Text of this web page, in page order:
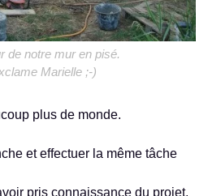
de notre mur en pisé.
Marielle ;-)
plus de monde.
et effectuer la même tâche
pris connaissance du projet,